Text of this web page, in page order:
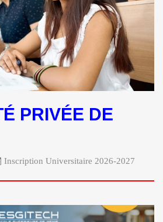
PRIVÉE DE
Inscription Universitaire 2026-2027